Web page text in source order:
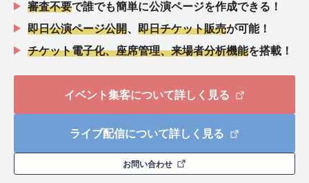
審査不要で誰でも簡単に公演ページを作成できる！
即日公演ページ公開
即日チケット販売が可能！
チケット電子化、座席管理、来場者分析機能を搭載！
イベント集客について詳しく見る
ライブ配信について詳しく見る
お問い合わせ